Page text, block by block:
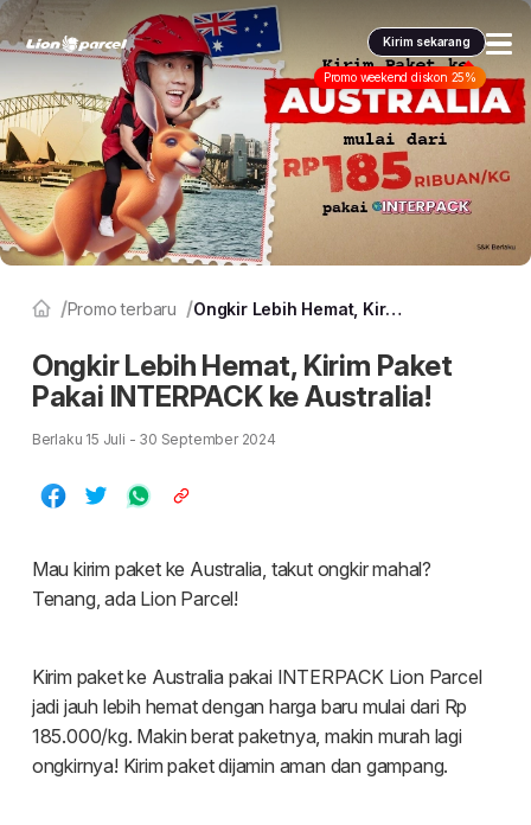
Kirim sekarang
Promo weekend diskon 25%
Layanan kami
Pengiriman
COD
Fulfillment
Korporasi
Lacak pendaftaran Mitra
Pengiriman Internasional
Promo & tips
Info seller
Informasi lain
Dangerous Goods
Karir
Klaim
Indonesia
Indonesia
Malaysia
English
Daftar
Masuk
Promo terbaru Ongkir Lebih Hemat, Kirim Paket Pakai INTERPACK ke Australia!
Ongkir Lebih Hemat, Kirim Paket
Pakai INTERPACK ke Australia!
Berlaku 15 Juli - 30 September 2024